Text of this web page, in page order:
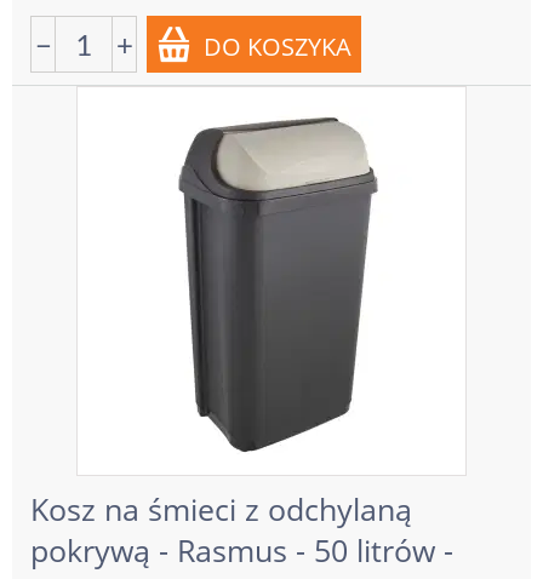
− +
Kosz na śmieci z odchylaną
pokrywą - Rasmus - 50 litrów -